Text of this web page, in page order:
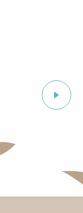
privée)
Grimaud
au Clos des B
Grimobile